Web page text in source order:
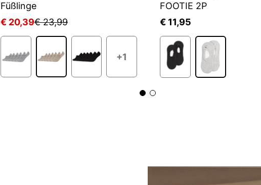
Füßlinge
€ 20,39€ 23,99
+1
FOOTIE 2P
€ 11,95